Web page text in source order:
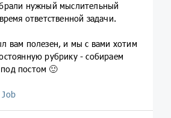
нужный мыслительный
ответственной задачи.
вам полезен, и мы с вами хотим
рубрику - собираем
постом 🙂
Job